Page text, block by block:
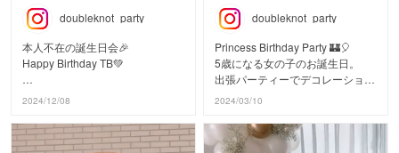
女の子も男の子もゲストもホスト
も
みんな大盛り上がりのお誕生日で
した！
とっても
素敵な1年になりますように✨
カービィの浮んでる1個以外は
ぜんぶ空気だけで作ったデコレー
ションです。
特別な道具がなくても、
難しい資格がなくても、
子ども喜ばせないという気持ちと
ちょっとしたアイデアがあれば
世界でひとつのパーティーは作れ
doubleknot_party
本人不在の誕生日会🎉
Happy Birthday TB💚
リトルレモネードがスポンサーを
横浜エクセレンス🏀
@yokohamaexcellence_official
2024/12/08
doubleknot_party
Princess Birthday Party 🏰🎈
5歳になる女の子のお誕生日。
出張パーティーでデコレーション
の
た。
2024/03/10